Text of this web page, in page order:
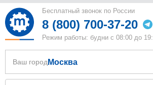
Бесплатный звонок по России
8 (800) 700-37-20
Режим работы: будни с 08:00 до
Ваш город Москва